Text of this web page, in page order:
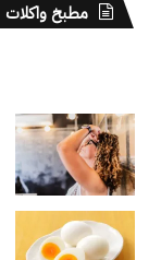
مطبخ واكلات